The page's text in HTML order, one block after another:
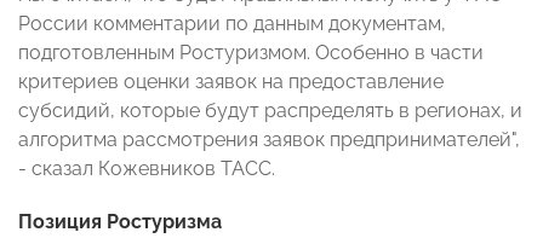
России комментарии по данным документам,
подготовленным Ростуризмом. Особенно в части
критериев оценки заявок на предоставление
субсидий, которые будут распределять в регионах, и
алгоритма рассмотрения заявок предпринимателей",
- сказал Кожевников ТАСС.
Позиция Ростуризма